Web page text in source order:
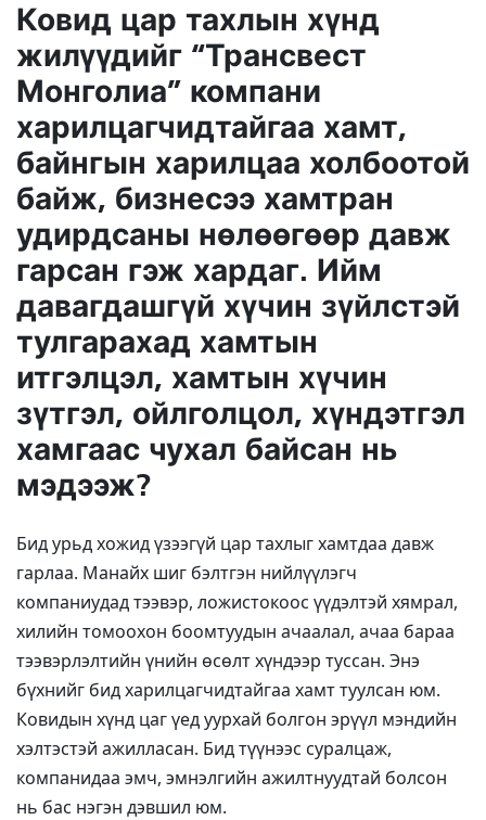
Ковид цар тахлын хүнд
жилүүдийг “Трансвест
Монголиа” компани
харилцагчидтайгаа хамт,
байнгын харилцаа холбоотой
байж, бизнесээ хамтран
удирдсаны нөлөөгөөр давж
гарсан гэж хардаг. Ийм
давагдашгүй хүчин зүйлстэй
тулгарахад хамтын
итгэлцэл, хамтын хүчин
зүтгэл, ойлголцол, хүндэтгэл
хамгаас чухал байсан нь
мэдээж?
Бид урьд хожид үзээгүй цар тахлыг хамтдаа давж
гарлаа. Манайх шиг бэлтгэн нийлүүлэгч
компаниудад тээвэр, ложистокоос үүдэлтэй хямрал,
хилийн томоохон боомтуудын ачаалал, ачаа бараа
тээвэрлэлтийн үнийн өсөлт хүндээр туссан. Энэ
бүхнийг бид харилцагчидтайгаа хамт туулсан юм.
Ковидын хүнд цаг үед уурхай болгон эрүүл мэндийн
хэлтэстэй ажилласан. Бид түүнээс суралцаж,
компанидаа эмч, эмнэлгийн ажилтнуудтай болсон
нь бас нэгэн дэвшил юм.